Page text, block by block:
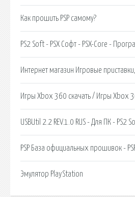
Как прошить PSP самому?
PS2 Soft - PSX Софт - PSX-Core -
Интернет магазин Игровые
Игры Xbox 360 скачать / Игры Xbox
USBUtil 2.2 REV.1.0 RUS - Для ПК - PS2
PSP База официальных прошивок -
Эмулятор PlayStation